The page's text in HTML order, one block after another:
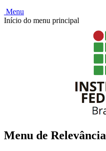
Menu
Início do menu principal
Menu de Relevância